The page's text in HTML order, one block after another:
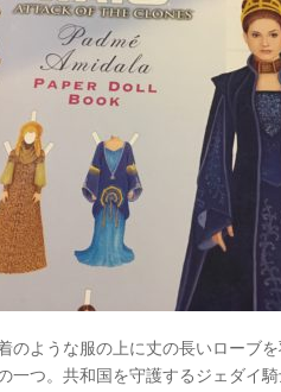
のような服の上に丈の長いローブ
一つ。共和国を守護するジェダイ